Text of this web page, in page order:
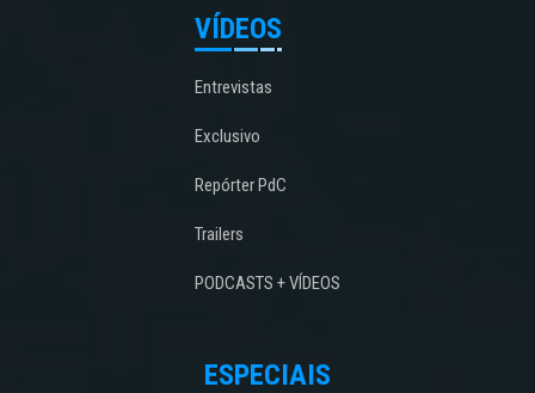
VÍDEOS
Entrevistas
Exclusivo
Repórter PdC
Trailers
PODCASTS + VÍDEOS
ESPECIAIS